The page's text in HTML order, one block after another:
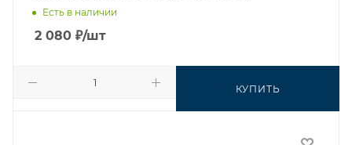
Есть в наличии
2 080 ₽/шт
КУПИТЬ